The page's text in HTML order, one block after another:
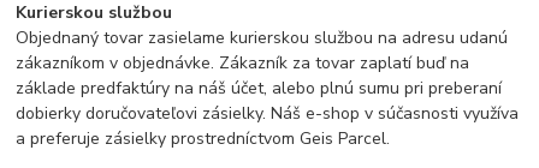
Kurierskou službou
Objednaný tovar zasielame kurierskou službou na adresu udanú
zákazníkom v objednávke. Zákazník za tovar zaplatí buď na
základe predfaktúry na náš účet, alebo plnú sumu pri preberaní
dobierky doručovateľovi zásielky. Náš e-shop v súčasnosti využíva
a preferuje zásielky prostredníctvom Geis Parcel.